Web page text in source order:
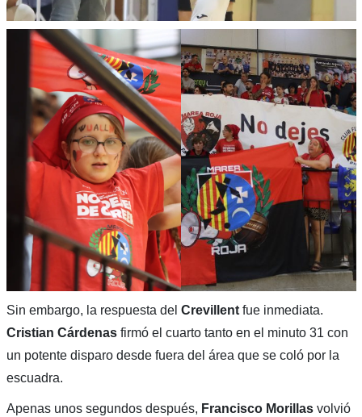
Sin embargo, la respuesta del Crevillentfue inmediata.
Cristian Cárdenasfirmó el cuarto tanto en el minuto 31 con
un potente disparo desde fuera del área que se coló por la
escuadra.
Apenas unos segundos después, Francisco Morillasvolvió